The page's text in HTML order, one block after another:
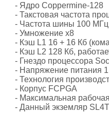
- Ядро Coppermine-128
- Такстовая частота
- Частота шины 100 МГц
- Умножение х8
- Кэш L1 16 + 16 Кб
- Кэш L2 128 Кб,
- Гнездо процессора
- Напряжение питания
- Технология
- Корпус FCPGA
- Максимальная
- Данный экземляр